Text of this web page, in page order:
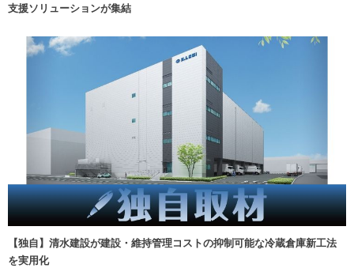
支援ソリューションが集結
【独自】清水建設が建設・維持管理コストの抑制可能な冷蔵倉庫新工法
を実用化